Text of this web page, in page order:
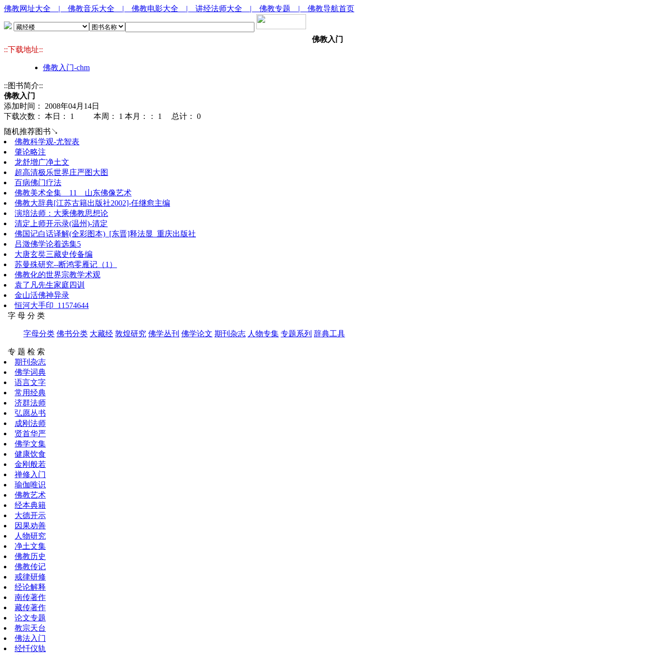
佛教网址大全 | 佛教音乐大全 | 佛教电影大全 | 讲经法师大全 | 佛教专题 | 佛教导航首页
佛教入门
::下载地址::
佛教入门-chm
::图书简介::
佛教入门
添加时间： 2008年04月14日
下载次数： 本日： 1 本周： 1 本月：： 1 总计： 0
随机推荐图书↘
佛教科学观-尤智表
肇论略注
龙舒增广净土文
超高清极乐世界庄严图大图
百病佛门疗法
佛教美术全集__11__山东佛像艺术
佛教大辞典[江苏古籍出版社2002]-任继愈主编
演培法师：大乘佛教思想论
清定上师开示录(温州)-清定
佛国记白话译解(全彩图本)_[东晋]释法显_重庆出版社
吕澂佛学论着选集5
大唐玄奘三藏史传备编
苏曼殊研究--断鸿零雁记（1）
佛教化的世界宗教学术观
袁了凡先生家庭四训
金山活佛神异录
恒河大手印_11574644
字 母 分 类
字母分类 佛书分类 大藏经 敦煌研究 佛学丛刊 佛学论文 期刊杂志 人物专集 专题系列 辞典工具
专 题 检 索
期刊杂志
佛学词典
语言文字
常用经典
济群法师
弘愿丛书
成刚法师
贤首华严
佛学文集
健康饮食
金刚般若
禅修入门
瑜伽唯识
佛教艺术
经本典籍
大德开示
因果劝善
人物研究
净土文集
佛教历史
佛教传记
戒律研修
经论解释
南传著作
藏传著作
论文专题
教宗天台
佛法入门
经忏仪轨